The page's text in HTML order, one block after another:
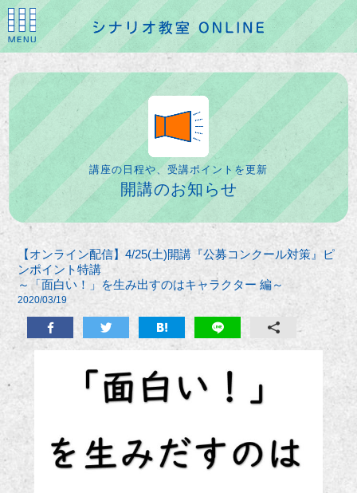
講座の日程や、受講ポイントを更新
開講のお知らせ
【オンライン配信】4/25(土)開講『公募コンクール対策』ピ
ンポイント特講
～「面白い！」を生み出すのはキャラクター 編～
2020/03/19